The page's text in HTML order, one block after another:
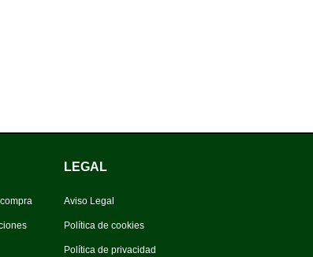
LEGAL
Aviso Legal
Política de cookies
Política de privacidad